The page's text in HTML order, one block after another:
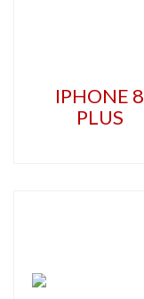
IPHONE 8
PLUS